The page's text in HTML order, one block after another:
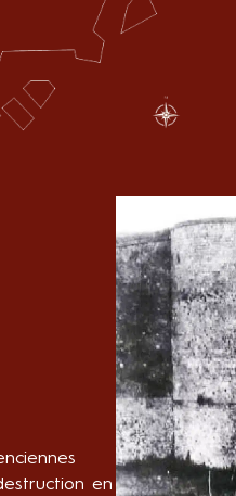
en